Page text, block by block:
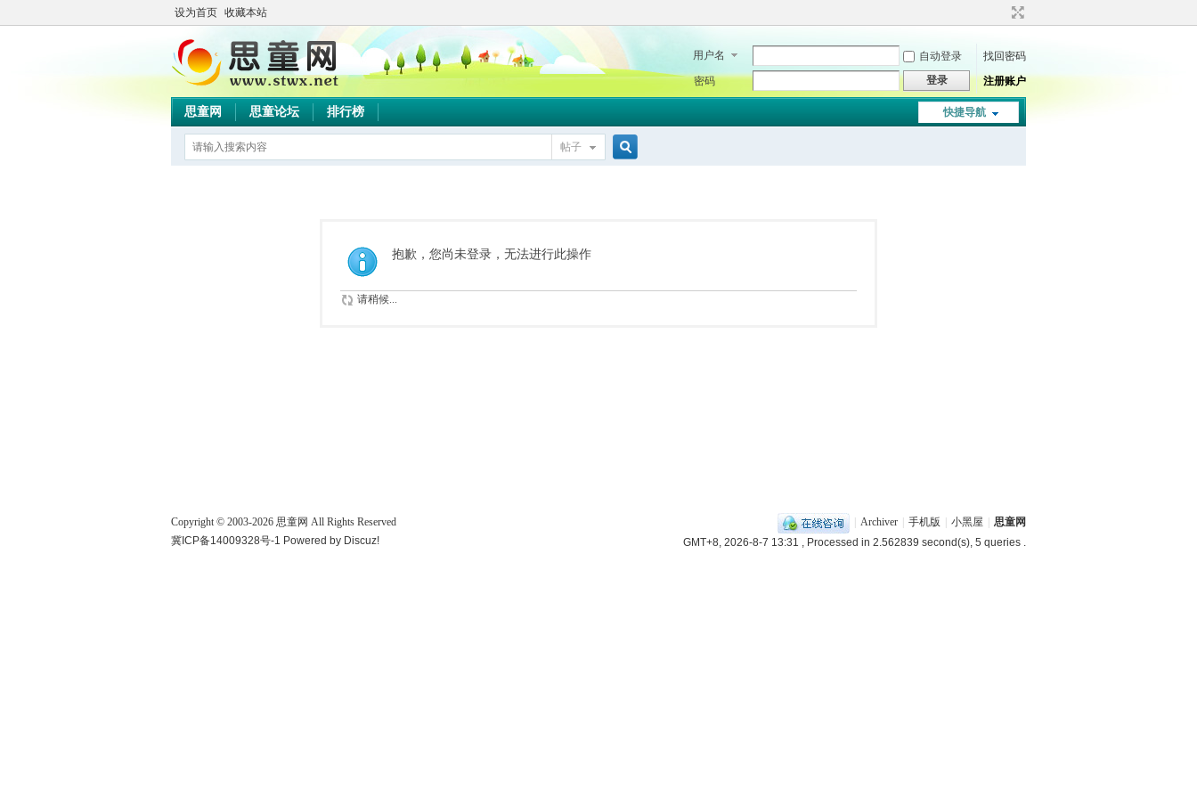
设为首页 收藏本站
用户名 自动登录
找回密码
密码
登录 注册账户
快捷导航
思童网 思童论坛 排行榜
帖子
抱歉，您尚未登录，无法进行此操作
请稍候...
Archiver 手机版 小黑屋
思童网
GMT+8, 2026-8-7 13:31 , Processed in 2.562839 second(s), 5 queries .
Copyright © 2003-2026 思童网 All Rights Reserved
冀ICP备14009328号-1 Powered by Discuz!